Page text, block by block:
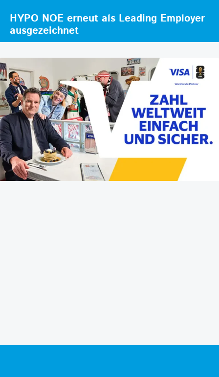
HYPO NOE erneut als Leading Employer
ausgezeichnet